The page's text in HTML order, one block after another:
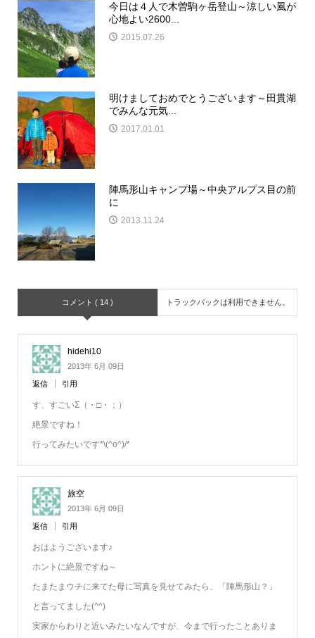
今日は４人で木曽駒ヶ岳登山～涼しい風が
心地よい2600...
2015.07.26
明けましておめでとうございます～田貫湖
でみんな元気...
2017.01.01
陣馬形山キャンプ場～中央アルプス目の前
に
2013.11.24
コメント ( 14 ) トラックバックは利用できません。
hidehi10
2013年 6月 09日
返信 引用
す、すごいΣ（・□・；）
絶景ですね！
行ってみたいです*\(^o^)/*
旅空
2013年 6月 09日
返信 引用
おはようございます♪
ホントに絶景ですね～
たまたまウチに来てた母に写真を見せてみたら、「陣馬形山？」
と言ってました(^^)
実家からわりと近いみたいなんですが、今まで行ったことありま